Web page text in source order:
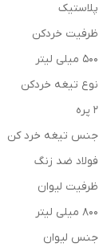
پلاستیک
ظرفیت خردکن
500 میلی لیتر
نوع تیغه خردکن
2 پره
جنس تیغه خرد کن
فولاد ضد زنگ
ظرفیت لیوان
800 میلی لیتر
جنس لیوان